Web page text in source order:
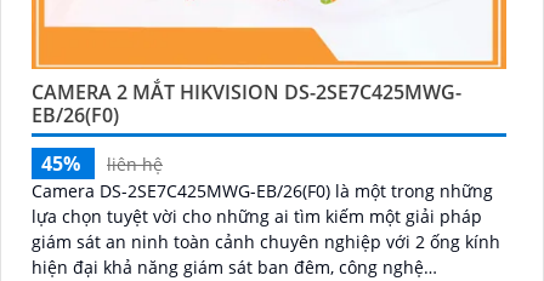
CAMERA 2 MẮT HIKVISION DS-2SE7C425MWG-
EB/26(F0)
45%
liên hệ
Camera DS-2SE7C425MWG-EB/26(F0) là một trong những
lựa chọn tuyệt vời cho những ai tìm kiếm một giải pháp
giám sát an ninh toàn cảnh chuyên nghiệp với 2 ống kính
hiện đại khả năng giám sát ban đêm, công nghệ